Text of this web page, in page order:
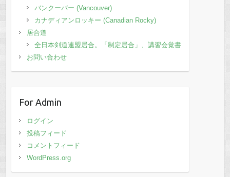
バンクーバー (Vancouver)
カナディアンロッキー (Canadian Rocky)
居合道
全日本剣道連盟居合。「制定居合」、講習会覚書
お問い合わせ
For Admin
ログイン
投稿フィード
コメントフィード
WordPress.org